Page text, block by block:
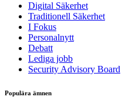
Digital Säkerhet
Traditionell Säkerhet
I Fokus
Personalnytt
Debatt
Lediga jobb
Security Advisory Board
Populära ämnen